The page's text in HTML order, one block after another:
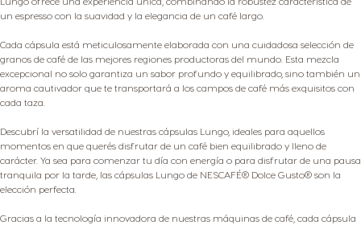
un espresso con la suavidad y la elegancia de un café largo.
Cada cápsula está meticulosamente elaborada con una cuidadosa selección de
granos de café de las mejores regiones productoras del mundo. Esta mezcla
excepcional no solo garantiza un sabor profundo y equilibrado, sino también un
aroma cautivador que te transportará a los campos de café más exquisitos con
cada taza.
Descubrí la versatilidad de nuestras cápsulas Lungo, ideales para aquellos
momentos en que querés disfrutar de un café bien equilibrado y lleno de
carácter. Ya sea para comenzar tu día con energía o para disfrutar de una pausa
tranquila por la tarde, las cápsulas Lungo de NESCAFÉ® Dolce Gusto® son la
elección perfecta.
Gracias a la tecnología innovadora de nuestras máquinas de café, cada cápsula